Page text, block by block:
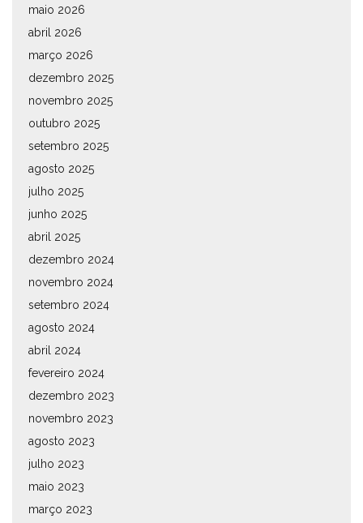
maio 2026
abril 2026
março 2026
dezembro 2025
novembro 2025
outubro 2025
setembro 2025
agosto 2025
julho 2025
junho 2025
abril 2025
dezembro 2024
novembro 2024
setembro 2024
agosto 2024
abril 2024
fevereiro 2024
dezembro 2023
novembro 2023
agosto 2023
julho 2023
maio 2023
março 2023